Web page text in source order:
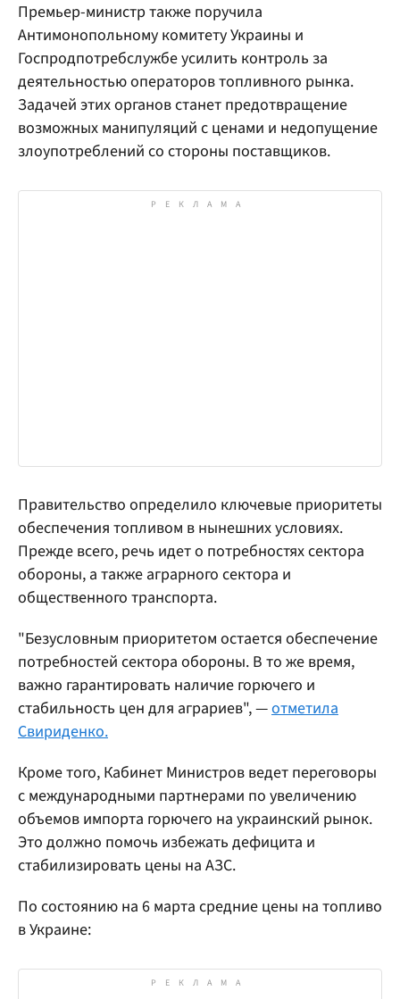
Премьер-министр также поручила
Антимонопольному комитету Украины и
Госпродпотребслужбе усилить контроль за
деятельностью операторов топливного рынка.
Задачей этих органов станет предотвращение
возможных манипуляций с ценами и недопущение
злоупотреблений со стороны поставщиков.
Правительство определило ключевые приоритеты
обеспечения топливом в нынешних условиях.
Прежде всего, речь идет о потребностях сектора
обороны, а также аграрного сектора и
общественного транспорта.
"Безусловным приоритетом остается обеспечение
потребностей сектора обороны. В то же время,
важно гарантировать наличие горючего и
стабильность цен для аграриев", —отметила
Свириденко.
Кроме того, Кабинет Министров ведет переговоры
с международными партнерами по увеличению
объемов импорта горючего на украинский рынок.
Это должно помочь избежать дефицита и
стабилизировать цены на АЗС.
По состоянию на 6 марта средние цены на топливо
в Украине: